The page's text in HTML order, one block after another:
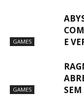
GAMES
E
GAMES